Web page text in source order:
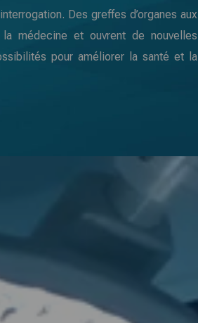
Des greffes d’organes aux
médecine et ouvrent de nouvelles
pour améliorer la santé et la